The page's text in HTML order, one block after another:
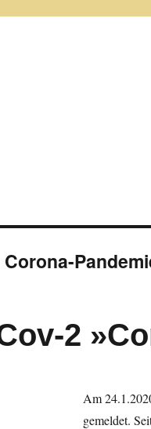
Corona-
2
Am
gemeldet.